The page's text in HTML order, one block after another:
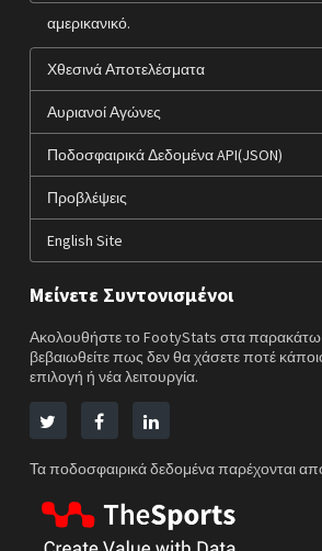
αμερικανικό.
Χθεσινά Αποτελέσματα
Αυριανοί Αγώνες
Ποδοσφαιρικά Δεδομένα API(JSON)
Προβλέψεις
English Site
Μείνετε Συντονισμένοι
Ακολουθήστε το FootyStats στα παρακάτω
βεβαιωθείτε πως δεν θα χάσετε ποτέ
επιλογή ή νέα λειτουργία.
Τα ποδοσφαιρικά δεδομένα παρέχονται